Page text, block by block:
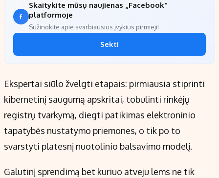
Skaitykite mūsų naujienas „Facebook“
platformoje
Sužinokite apie svarbiausius įvykius pirmieji!
Sekti
Ekspertai siūlo žvelgti etapais: pirmiausia stiprinti
kibernetinį saugumą apskritai, tobulinti rinkėjų
registrų tvarkymą, diegti patikimas elektroninio
tapatybės nustatymo priemones, o tik po to
svarstyti platesnį nuotolinio balsavimo modelį.
Galutinį sprendimą bet kuriuo atveju lems ne tik